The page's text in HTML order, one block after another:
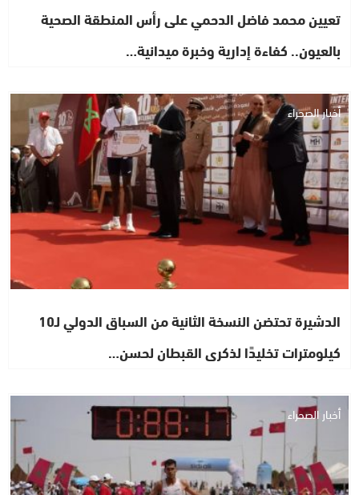
تعيين محمد فاضل الدحمي على رأس المنطقة الصحية
بالعيون.. كفاءة إدارية وخبرة ميدانية…
أخبار الصحراء
الدشيرة تحتضن النسخة الثانية من السباق الدولي لـ10
كيلومترات تخليدًا لذكرى القبطان لحسن…
أخبار الصحراء